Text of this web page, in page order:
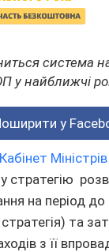
система
у найближчі
у
Кабінет
стратегію
на період
та
з її